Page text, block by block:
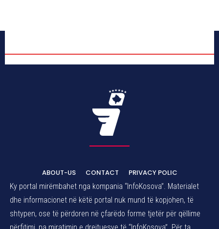
ABOUT-US CONTACT
PRIVACY POLIC
Ky portal mirëmbahet nga kompania “InfoKosova”. Materialet
dhe informacionet në këtë portal nuk mund të kopjohen, të
shtypen, ose të përdoren në çfarëdo forme tjetër për qëllime